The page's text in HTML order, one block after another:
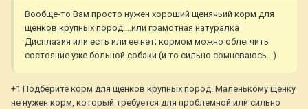
Вообще-то Вам просто нужен хороший щенячьий корм для
щенков крупных пород....или грамотная натуралка
Дисплазия или есть или ее нет; кормом можно облегчить
состояние уже больной собаки (и то сильно сомневаюсь...)
+1 Подберите корм для щенков крупных пород. Маленькому щенку
не нужен корм, который требуется для проблемной или сильно